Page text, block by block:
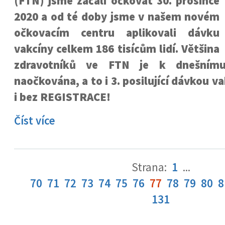
2020 a od té doby jsme v našem novém
očkovacím centru aplikovali dávku
vakcíny celkem 186 tisícům lidí. Většina
zdravotníků ve FTN je k
naočkována, a to i 3. posilující dávkou
i bez REGISTRACE!
Číst více
Strana: 1 ...
70 71 72 73 74 75 76 77 78 79 80
131